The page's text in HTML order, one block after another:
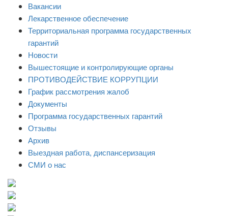
Вакансии
Лекарственное обеспечение
Территориальная программа государственных
гарантий
Новости
Вышестоящие и контролирующие органы
ПРОТИВОДЕЙСТВИЕ КОРРУПЦИИ
График рассмотрения жалоб
Документы
Программа государственных гарантий
Отзывы
Архив
Выездная работа, диспансеризация
СМИ о нас